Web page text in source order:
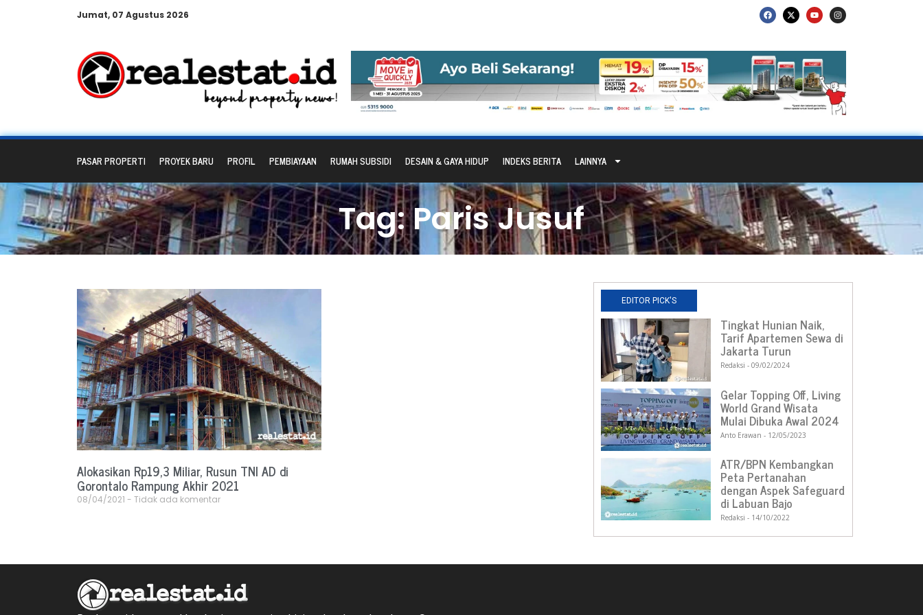
Jumat, 07 Agustus 2026
PASAR PROPERTI PROYEK BARU PROFIL PEMBIAYAAN RUMAH SUBSIDI DESAIN & GAYA HIDUP INDEKS BERITA LAINNYA
Tag: Paris Jusuf
Alokasikan Rp19,3 Miliar, Rusun TNI AD di
Gorontalo Rampung Akhir 2021
08/04/2021 Tidak ada komentar
EDITOR PICK'S
Tingkat Hunian Naik,
Tarif Apartemen Sewa di
Jakarta Turun
Redaksi 09/02/2024
Gelar Topping Off, Living
World Grand Wisata
Mulai Dibuka Awal 2024
Anto Erawan 12/05/2023
ATR/BPN Kembangkan
Peta Pertanahan
dengan Aspek Safeguard
di Labuan Bajo
Redaksi 14/10/2022